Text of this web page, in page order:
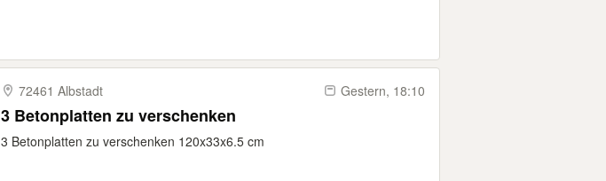
72461 Albstadt Gestern, 18:10
3 Betonplatten zu verschenken
3 Betonplatten zu verschenken 120x33x6.5 cm